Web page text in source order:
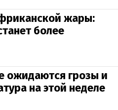
жары:
более
ожидаются грозы и
на этой неделе